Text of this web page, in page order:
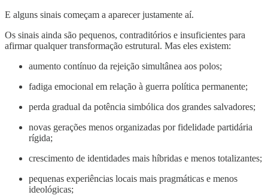
E alguns sinais começam a aparecer justamente aí.
Os sinais ainda são pequenos, contraditórios e insuficientes para
afirmar qualquer transformação estrutural. Mas eles existem:
aumento contínuo da rejeição simultânea aos polos;
fadiga emocional em relação à guerra política permanente;
perda gradual da potência simbólica dos grandes salvadores;
novas gerações menos organizadas por fidelidade partidária
rígida;
crescimento de identidades mais híbridas e menos totalizantes;
pequenas experiências locais mais pragmáticas e menos
ideológicas;